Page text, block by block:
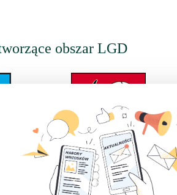
obszar LGD
Gmina Czernikowo